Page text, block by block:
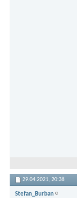
29.04.2021, 20:38
Stefan_Burban